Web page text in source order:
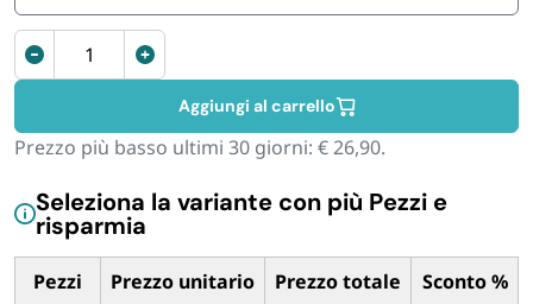
Lettino
prendisole
Beige
con
parasole
quantità
Aggiungi al carrello
Prezzo più basso ultimi 30 giorni: €26,90.
Seleziona la variante con più Pezzi e
risparmia
Pezzi Prezzo unitario Prezzo totale
Sconto %